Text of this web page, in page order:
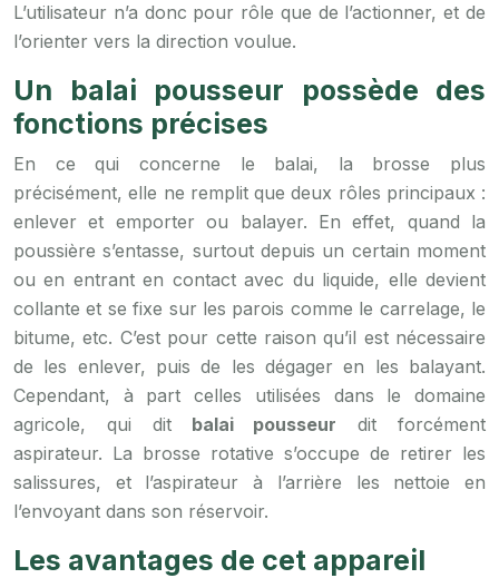
L’utilisateur n’a donc pour rôle que de l’actionner, et de
l’orienter vers la direction voulue.
Un balai pousseur possède des
fonctions précises
En ce qui concerne le balai, la brosse plus
précisément, elle ne remplit que deux rôles principaux :
enlever et emporter ou balayer. En effet, quand la
poussière s’entasse, surtout depuis un certain moment
ou en entrant en contact avec du liquide, elle devient
collante et se fixe sur les parois comme le carrelage, le
bitume, etc. C’est pour cette raison qu’il est nécessaire
de les enlever, puis de les dégager en les balayant.
Cependant, à part celles utilisées dans le domaine
agricole, qui ditbalai pousseur dit forcément
aspirateur. La brosse rotative s’occupe de retirer les
salissures, et l’aspirateur à l’arrière les nettoie en
l’envoyant dans son réservoir.
Les avantages de cet appareil